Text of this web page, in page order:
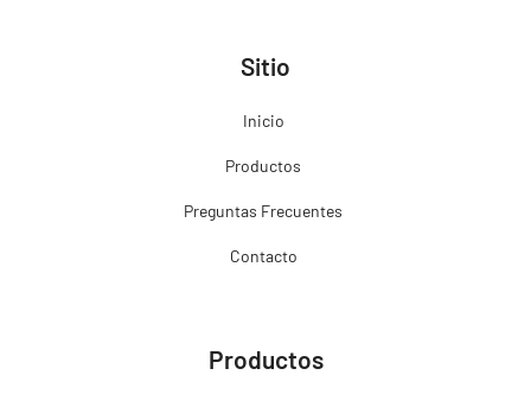
Sitio
Inicio
Productos
Preguntas Frecuentes
Contacto
Productos